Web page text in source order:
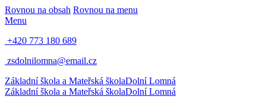
Rovnou na obsah Rovnou na menu
Menu
+420 773 180 689
zsdolnilomna@email.cz
Základní škola a Mateřská školaDolní Lomná
Základní škola a Mateřská školaDolní Lomná